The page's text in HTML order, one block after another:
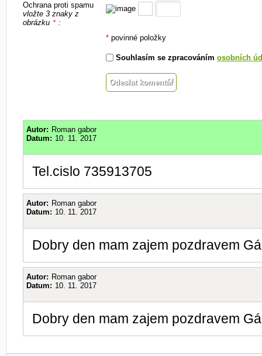
Ochrana proti spamu
vložte 3 znaky z
obrázku * :
* povinné položky
Souhlasím se zpracováním osobních
Autor: Roman gabor
Datum: 10. 11. 2017
Tel.cislo 735913705
Autor: Roman gabor
Datum: 10. 11. 2017
Dobry den mam zajem pozdravem
Autor: Roman gabor
Datum: 10. 11. 2017
Dobry den mam zajem pozdravem